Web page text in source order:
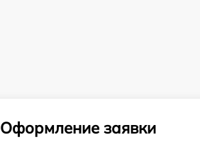
Оформление заявки